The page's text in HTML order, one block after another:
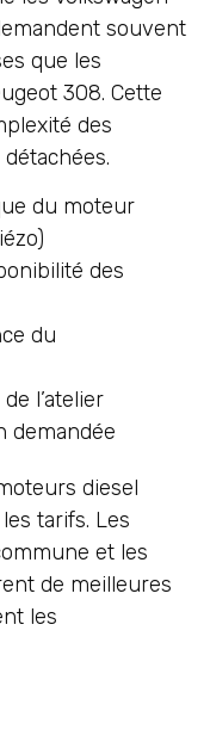
souvent
que les
308. Cette
des
du moteur
des
du
l’atelier
demandée
diesel
tarifs. Les
et les
de meilleures
les